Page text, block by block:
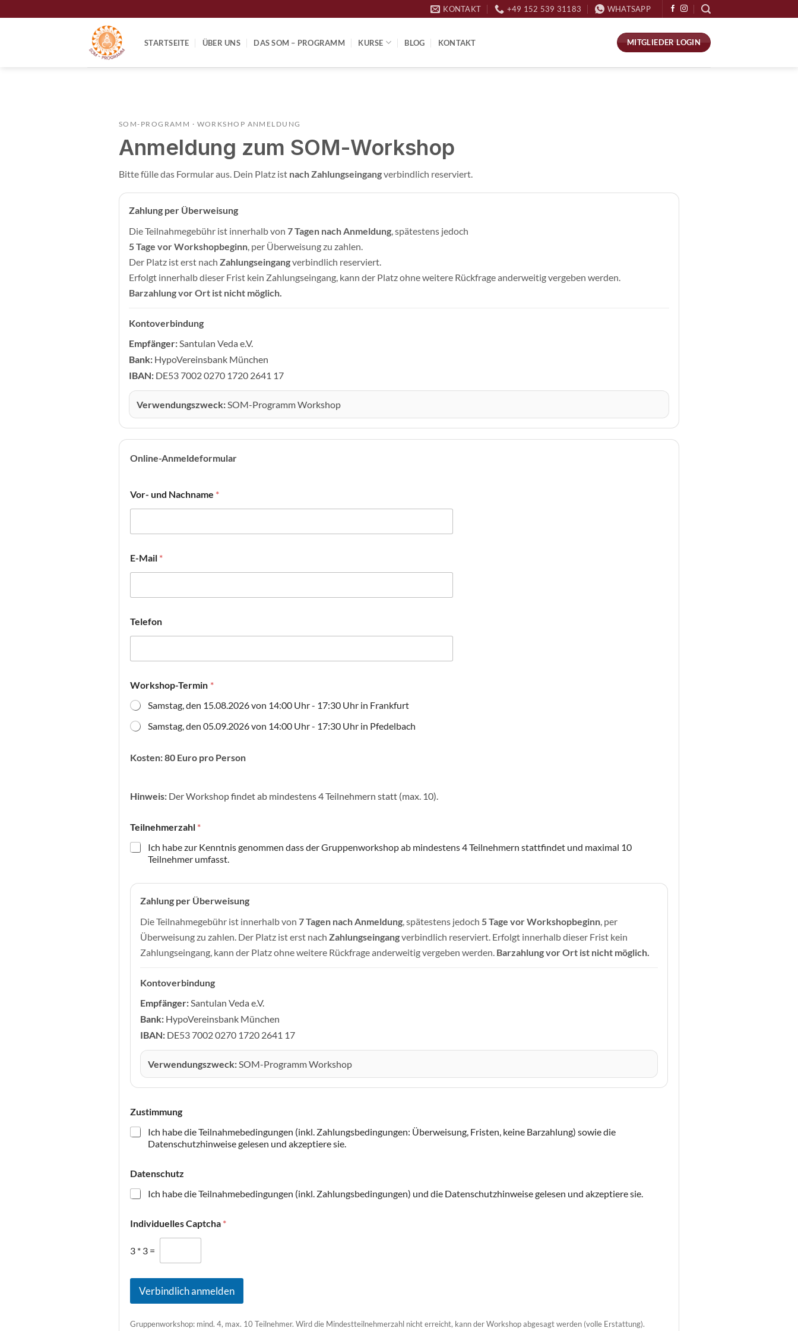
KONTAKT +49 152 539 31183 WHATSAPP
STARTSEITE ÜBER UNS DAS SOM – PROGRAMM KURSE BLOG KONTAKT MITGLIEDER LOGIN
SOM-PROGRAMM · WORKSHOP ANMELDUNG
Anmeldung zum SOM-Workshop
Bitte fülle das Formular aus. Dein Platz ist nach Zahlungseingangverbindlich reserviert.
Zahlung per Überweisung
Die Teilnahmegebühr ist innerhalb von 7 Tagen nach Anmeldung, spätestens jedoch
5 Tage vor Workshopbeginn, per Überweisung zu zahlen.
Der Platz ist erst nach Zahlungseingangverbindlich reserviert.
Erfolgt innerhalb dieser Frist kein Zahlungseingang, kann der Platz ohne weitere Rückfrage anderweitig vergeben werden.
Barzahlung vor Ort ist nicht möglich.
Kontoverbindung
Empfänger:Santulan Veda e.V.
Bank: HypoVereinsbank München
IBAN: DE53 7002 0270 1720 2641 17
Verwendungszweck:SOM-Programm Workshop
Online-Anmeldeformular
Vor- und Nachname *
E-Mail *
Telefon
Workshop-Termin *
Samstag, den 15.08.2026 von 14:00 Uhr - 17:30 Uhr in Frankfurt
Samstag, den 05.09.2026 von 14:00 Uhr - 17:30 Uhr in Pfedelbach
Kosten: 80 Euro pro Person
Hinweis: Der Workshop findet ab mindestens 4 Teilnehmern statt (max. 10).
Teilnehmerzahl *
Ich habe zur Kenntnis genommen dass der Gruppenworkshop ab mindestens 4 Teilnehmern stattfindet und maximal 10
Teilnehmer umfasst.
a
h
m
e
Zahlung per Überweisung
Die Teilnahmegebühr ist innerhalb von 7 Tagen nach Anmeldung, spätestens jedoch 5 Tage vor Workshopbeginn, per
Überweisung zu zahlen. Der Platz ist erst nach Zahlungseingangverbindlich reserviert. Erfolgt innerhalb dieser Frist kein
Zahlungseingang, kann der Platz ohne weitere Rückfrage anderweitig vergeben werden. Barzahlung vor Ort ist nicht möglich.
Kontoverbindung
Empfänger:Santulan Veda e.V.
Bank: HypoVereinsbank München
IBAN: DE53 7002 0270 1720 2641 17
Verwendungszweck:SOM-Programm Workshop
Zustimmung
Ich habe die Teilnahmebedingungen (inkl. Zahlungsbedingungen: Überweisung, Fristen, keine Barzahlung) sowie die
Datenschutzhinweise gelesen und akzeptiere sie.
Datenschutz
Ich habe die Teilnahmebedingungen (inkl. Zahlungsbedingungen) und die Datenschutzhinweise gelesen und akzeptiere sie.
Individuelles Captcha *
3 * 3 =
Verbindlich anmelden
Gruppenworkshop: mind. 4, max. 10 Teilnehmer. Wird die Mindestteilnehmerzahl nicht erreicht, kann der Workshop abgesagt werden (volle Erstattung).